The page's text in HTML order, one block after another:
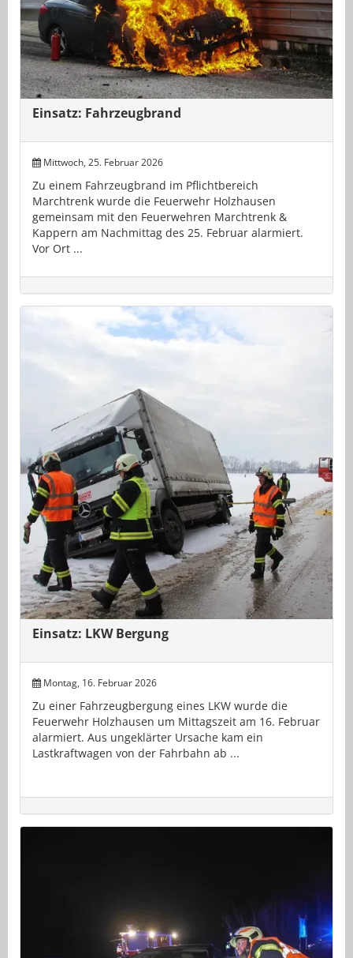
Einsatz: Fahrzeugbrand
Mittwoch, 25. Februar 2026
Zu einem Fahrzeugbrand im Pflichtbereich
Marchtrenk wurde die Feuerwehr Holzhausen
gemeinsam mit den Feuerwehren Marchtrenk &
Kappern am Nachmittag des 25. Februar alarmiert.
Vor Ort ...
Einsatz: LKW Bergung
Montag, 16. Februar 2026
Zu einer Fahrzeugbergung eines LKW wurde die
Feuerwehr Holzhausen um Mittagszeit am 16. Februar
alarmiert. Aus ungeklärter Ursache kam ein
Lastkraftwagen von der Fahrbahn ab ...